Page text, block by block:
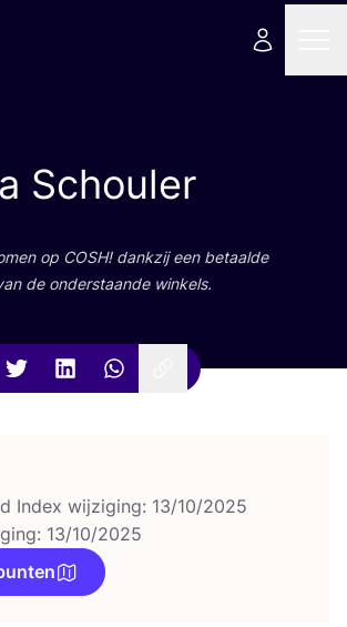
Schouler
op COSH! dank­zij een betaal­de
de onder­staan­de winkels.
Index wijziging: 13/10/2025
13/10/2025